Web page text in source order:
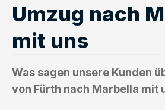
Umzug nach
mit uns
Was sagen unsere Kunden
von Fürth nach Marbella mit